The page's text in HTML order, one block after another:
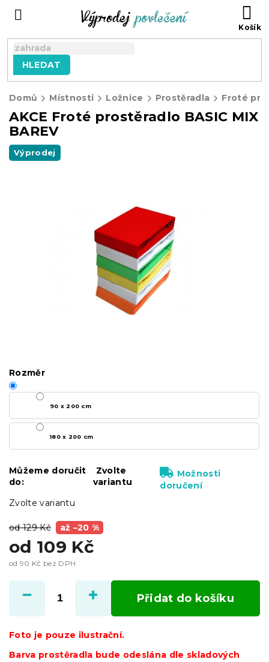
HLEDAT
Domů Místnosti Ložnice Prostěradla Froté
AKCE Froté prostěradlo BASIC MIX
BAREV
Výprodej
od 129 Kč až –20 %
od 109 Kč
od 90 Kč bez DPH
cena:
Zvolte variantu
Rozměr
90 x 200 cm
180 x 200 cm
Můžeme doručit
do:
Zvolte
variantu
Možnosti
doručení
Přidat do košíku
Foto je pouze ilustrační.
Barva prostěradla bude odeslána dle skladových